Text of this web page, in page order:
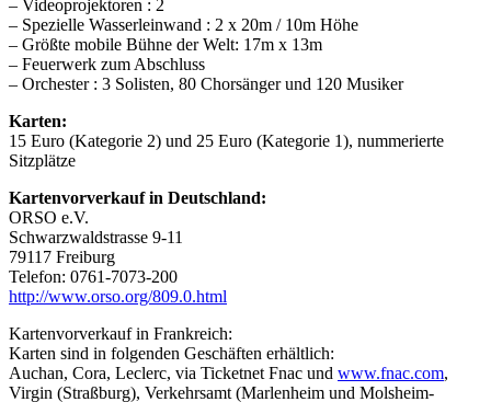
– Videoprojektoren : 2
– Spezielle Wasserleinwand : 2 x 20m / 10m Höhe
– Größte mobile Bühne der Welt: 17m x 13m
– Feuerwerk zum Abschluss
– Orchester : 3 Solisten, 80 Chorsänger und 120 Musiker
Karten:
15 Euro (Kategorie 2) und 25 Euro (Kategorie 1), nummerierte
Sitzplätze
Kartenvorverkauf in Deutschland:
ORSO e.V.
Schwarzwaldstrasse 9-11
79117 Freiburg
Telefon: 0761-7073-200
http://www.orso.org/809.0.html
Kartenvorverkauf in Frankreich:
Karten sind in folgenden Geschäften erhältlich:
Auchan, Cora, Leclerc, via Ticketnet Fnac und www.fnac.com,
Virgin (Straßburg), Verkehrsamt (Marlenheim und Molsheim-